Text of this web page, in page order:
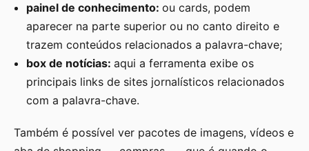
painel de conhecimento: ou cards, podem
aparecer na parte superior ou no canto direito e
trazem conteúdos relacionados a palavra-chave;
box de notícias: aqui a ferramenta exibe os
principais links de sites jornalísticos relacionados
com a palavra-chave.
Também é possível ver pacotes de imagens, vídeos e